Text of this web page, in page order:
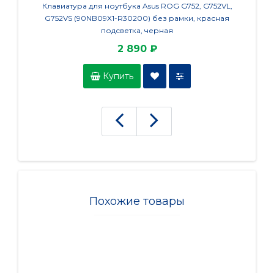
Клавиатура для ноутбука Asus ROG G752, G752VL,
G752VS (90NB09X1-R30200) без рамки, красная
подсветка, черная
2 890 ₽
Купить
Похожие товары